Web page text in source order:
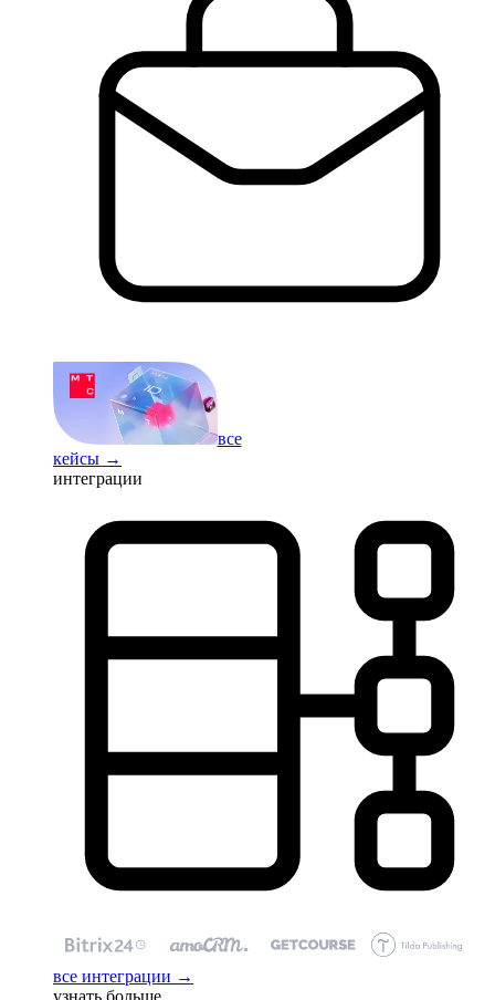
все
кейсы →
интеграции
все интеграции →
узнать больше